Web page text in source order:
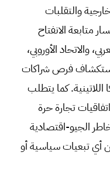
والتقلبات
متابعة الانفتاح
والاتحاد الأوروبي،
استكشاف فرص شراكات
كما يتطلب
تجارة حرة
الجيو-اقتصادية
أي تبعيات سياسية أو